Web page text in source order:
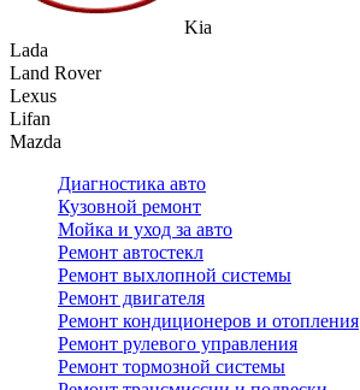
Kia
Lada
Land Rover
Lexus
Lifan
Mazda
Диагностика авто
Кузовной ремонт
Мойка и уход за авто
Ремонт автостекл
Ремонт выхлопной системы
Ремонт двигателя
Ремонт кондиционеров и отопления
Ремонт рулевого управления
Ремонт тормозной системы